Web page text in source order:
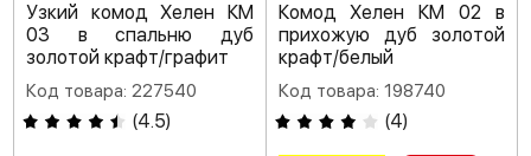
Узкий комод Хелен КМ
03 в спальню дуб
золотой крафт/графит
Код товара: 227540
(4.5)
Комод Хелен КМ 02 в
прихожую дуб золотой
крафт/белый
Код товара: 198740
(4)